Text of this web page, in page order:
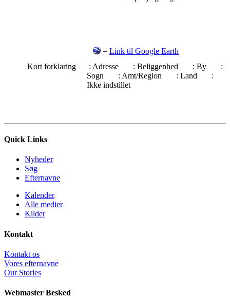
= Link til Google Earth
Kort forklaring
: Adresse : Beliggenhed : By
:
Sogn
: Amt/Region : Land
:
Ikke indstillet
Quick Links
Nyheder
Søg
Efternavne
Kalender
Alle medier
Kilder
Kontakt
Kontakt os
Vores efternavne
Our Stories
Webmaster Besked